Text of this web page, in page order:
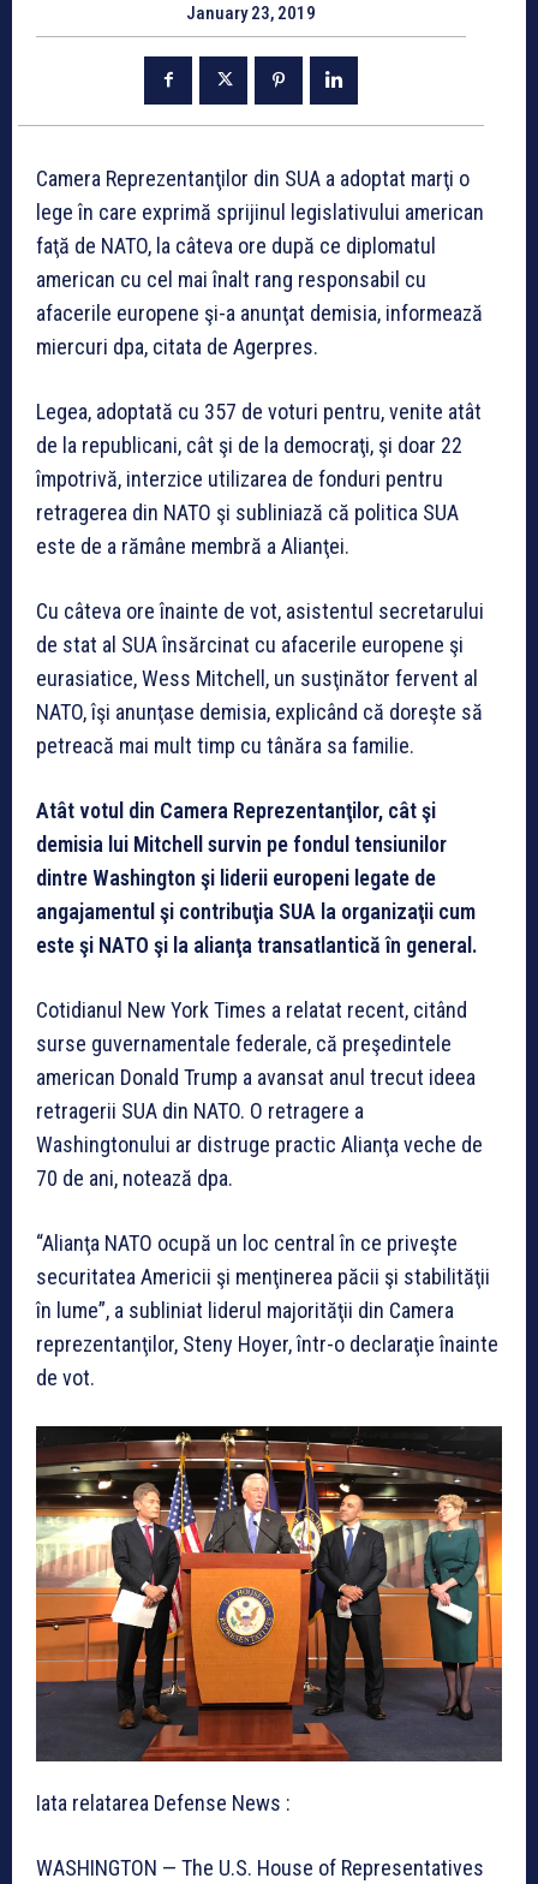
January 23, 2019
Camera Reprezentanţilor din SUA a adoptat marţi o
lege în care exprimă sprijinul legislativului american
faţă de NATO, la câteva ore după ce diplomatul
american cu cel mai înalt rang responsabil cu
afacerile europene şi-a anunţat demisia, informează
miercuri dpa, citata de Agerpres.
Legea, adoptată cu 357 de voturi pentru, venite atât
de la republicani, cât şi de la democraţi, şi doar 22
împotrivă, interzice utilizarea de fonduri pentru
retragerea din NATO şi subliniază că politica SUA
este de a rămâne membră a Alianţei.
Cu câteva ore înainte de vot, asistentul secretarului
de stat al SUA însărcinat cu afacerile europene şi
eurasiatice, Wess Mitchell, un susţinător fervent al
NATO, îşi anunţase demisia, explicând că doreşte să
petreacă mai mult timp cu tânăra sa familie.
Atât votul din Camera Reprezentanţilor, cât şi
demisia lui Mitchell survin pe fondul tensiunilor
dintre Washington şi liderii europeni legate de
angajamentul şi contribuţia SUA la organizaţii cum
este şi NATO şi la alianţa transatlantică în general.
Cotidianul New York Times a relatat recent, citând
surse guvernamentale federale, că preşedintele
american Donald Trump a avansat anul trecut ideea
retragerii SUA din NATO. O retragere a
Washingtonului ar distruge practic Alianţa veche de
70 de ani, notează dpa.
“Alianţa NATO ocupă un loc central în ce priveşte
securitatea Americii şi menţinerea păcii şi stabilităţii
în lume”, a subliniat liderul majorităţii din Camera
reprezentanţilor, Steny Hoyer, într-o declaraţie înainte
de vot.
Iata relatarea Defense News :
WASHINGTON — The U.S. House of Representatives